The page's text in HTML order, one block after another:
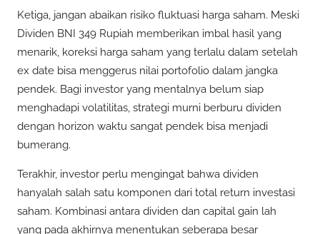
Ketiga, jangan abaikan risiko fluktuasi harga saham. Meski
Dividen BNI 349 Rupiah memberikan imbal hasil yang
menarik, koreksi harga saham yang terlalu dalam setelah
ex date bisa menggerus nilai portofolio dalam jangka
pendek. Bagi investor yang mentalnya belum siap
menghadapi volatilitas, strategi murni berburu dividen
dengan horizon waktu sangat pendek bisa menjadi
bumerang.
Terakhir, investor perlu mengingat bahwa dividen
hanyalah salah satu komponen dari total return investasi
saham. Kombinasi antara dividen dan capital gain lah
yang pada akhirnya menentukan seberapa besar